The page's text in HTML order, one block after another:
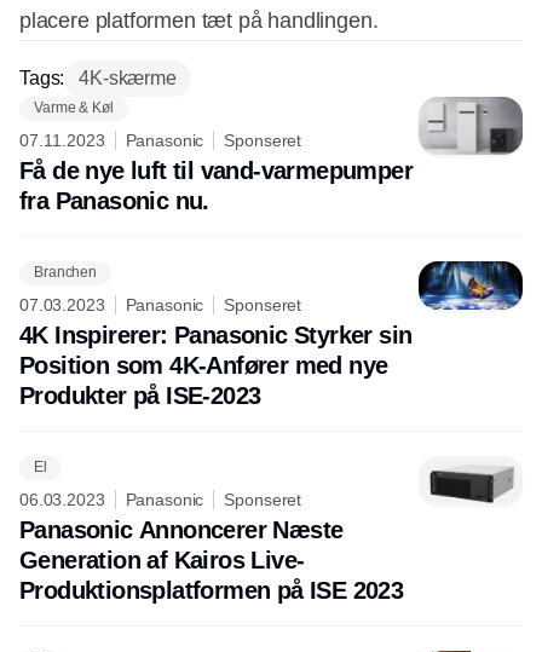
placere platformen tæt på handlingen.
Tags: 4K-skærme
Varme & Køl
07.11.2023 Panasonic Sponseret
Få de nye luft til vand-varmepumper
fra Panasonic nu.
Branchen
07.03.2023 Panasonic Sponseret
4K Inspirerer: Panasonic Styrker sin
Position som 4K-Anfører med nye
Produkter på ISE-2023
El
06.03.2023 Panasonic Sponseret
Panasonic Annoncerer Næste
Generation af Kairos Live-
Produktionsplatformen på ISE 2023